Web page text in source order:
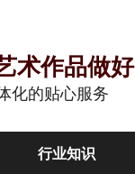
术作品做好
化的贴心服务
行业知识